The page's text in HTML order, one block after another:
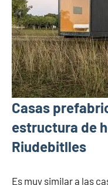
Casas
estructura de
Riudebitlles
Es muy similar a las